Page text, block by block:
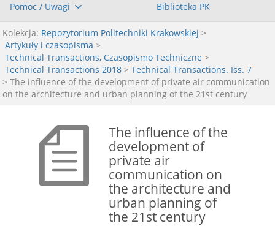
Pomoc / Uwagi Biblioteka PK
Kolekcja: Repozytorium Politechniki Krakowskiej >
Artykuły i czasopisma >
Technical Transactions, Czasopismo Techniczne >
Technical Transactions 2018 > Technical Transactions. Iss. 7
> The influence of the development of private air communication
on the architecture and urban planning of the 21st century
The influence of the
development of
private air
communication on
the architecture and
urban planning of
the 21st century